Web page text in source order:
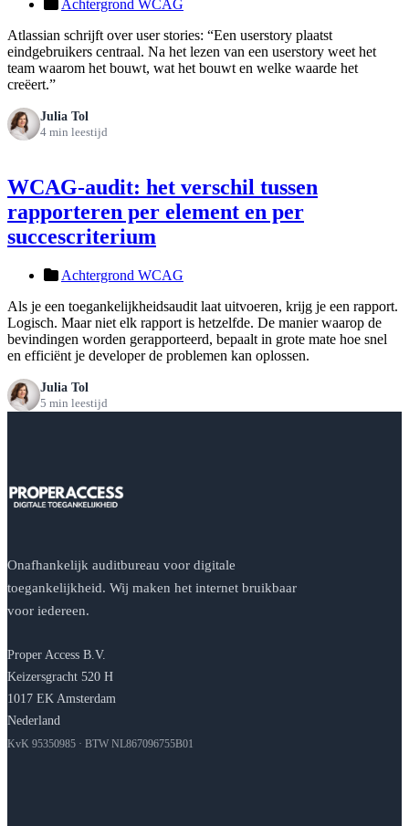
Achtergrond WCAG
Atlassian schrijft over user stories: “Een userstory plaatst
eindgebruikers centraal. Na het lezen van een userstory weet het
team waarom het bouwt, wat het bouwt en welke waarde het
creëert.”
Julia Tol
4 min leestijd
WCAG-audit: het verschil tussen
rapporteren per element en per
succescriterium
Achtergrond WCAG
Als je een toegankelijkheidsaudit laat uitvoeren, krijg je een rapport.
Logisch. Maar niet elk rapport is hetzelfde. De manier waarop de
bevindingen worden gerapporteerd, bepaalt in grote mate hoe snel
en efficiënt je developer de problemen kan oplossen.
Julia Tol
5 min leestijd
Onafhankelijk auditbureau voor digitale
toegankelijkheid. Wij maken het internet bruikbaar
voor iedereen.
Proper Access B.V.
Keizersgracht 520 H
1017 EK Amsterdam
Nederland
KvK 95350985 · BTW NL867096755B01